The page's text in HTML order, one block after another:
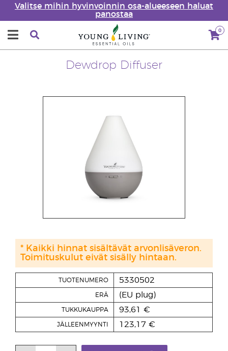
Valitse mihin hyvinvoinnin osa-alueeseen haluat
panostaa
0
Dewdrop Diffuser
TUOTENUMERO 5330502
ERÄ (EU plug)
TUKKUKAUPPA 93,61 €
JÄLLEENMYYNTI 123,17 €
* Kaikki hinnat sisältävät arvonlisäveron.
Toimituskulut eivät sisälly hintaan.